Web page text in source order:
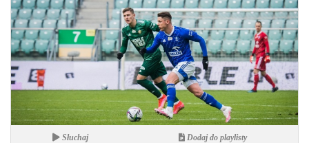
Słuchaj Dodaj do playlisty